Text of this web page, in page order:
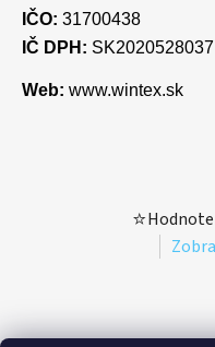
IČO: 31700438
IČ DPH: SK2020528037
Web: www.wintex.sk
⭐